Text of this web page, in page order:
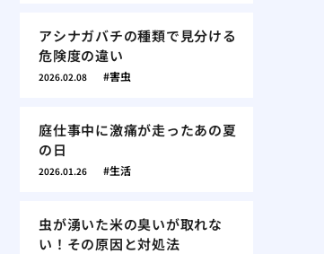
アシナガバチの種類で見分ける
危険度の違い
2026.02.08 害虫
庭仕事中に激痛が走ったあの夏
の日
2026.01.26 生活
虫が湧いた米の臭いが取れな
い！その原因と対処法